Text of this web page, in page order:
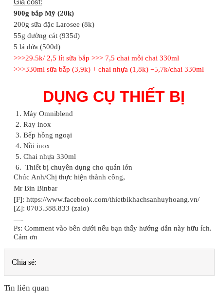
Giá cost:
900g bắp Mỹ (20k)
200g sữa đặc Larosee (8k)
55g đường cát (935đ)
5 lá dứa (500đ)
>>>29.5k/ 2,5 lít sữa bắp >>> 7,5 chai mỗi chai 330ml
>>>330ml sữa bắp (3,9k) + chai nhựa (1,8k) =5,7k/chai 330ml
DỤNG CỤ THIẾT BỊ
Máy Omniblend
Ray inox
Bếp hồng ngoại
Nồi inox
Chai nhựa 330ml
Thiết bị chuyên dụng cho quán lớn
Chúc Anh/Chị thực hiện thành công,
Mr Bin Binbar
[F]: https://www.facebook.com/thietbikhachsanhuyhoang.vn/
[Z]: 0703.388.833 (zalo)
—-
Ps: Comment vào bên dưới nếu bạn thấy hướng dẫn này hữu ích.
Cảm ơn
Chia sẻ:
Tin liên quan